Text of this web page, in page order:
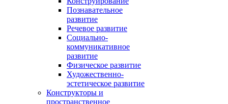
Познавательное
развитие
Речевое развитие
Социально-
коммуникативное
развитие
Физическое развитие
Художественно-
эстетическое развитие
Конструкторы и
пространственное